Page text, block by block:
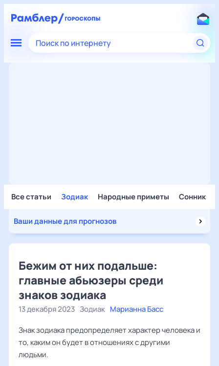
Поиск по интернету
Все статьи Зодиак Народные приметы Сонник
Ваши данные для прогнозов
Бежим от них подальше:
главные абьюзеры среди
знаков зодиака
13 декабря 2023 Зодиак Марианна Басс
Знак зодиака предопределяет характер человека и
то, каким он будет в отношениях с другими
людьми.